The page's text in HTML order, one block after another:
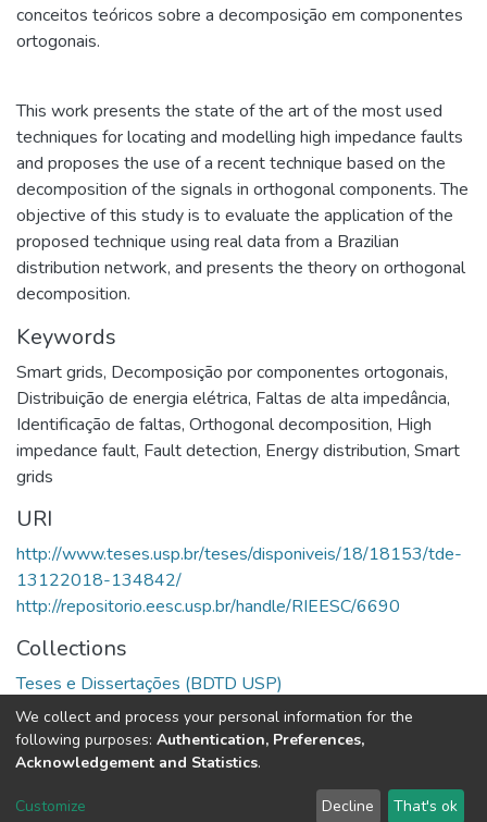
conceitos teóricos sobre a decomposição em componentes
ortogonais.
This work presents the state of the art of the most used
techniques for locating and modelling high impedance faults
and proposes the use of a recent technique based on the
decomposition of the signals in orthogonal components. The
objective of this study is to evaluate the application of the
proposed technique using real data from a Brazilian
distribution network, and presents the theory on orthogonal
decomposition.
Keywords
Smart grids, Decomposição por componentes ortogonais,
Distribuição de energia elétrica, Faltas de alta impedância,
Identificação de faltas, Orthogonal decomposition, High
impedance fault, Fault detection, Energy distribution, Smart
grids
URI
http://www.teses.usp.br/teses/disponiveis/18/18153/tde-
13122018-134842/
http://repositorio.eesc.usp.br/handle/RIEESC/6690
Collections
Teses e Dissertações (BDTD USP)
Full item page
DSpace software copyright © 2002-2026 LYRASIS
We collect and process your personal information for the
following purposes: Authentication, Preferences,
Acknowledgement and Statistics.
Customize Decline That's ok